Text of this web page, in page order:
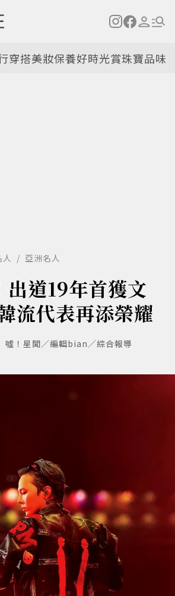
穿搭美妝保養好時光賞珠寶品味
人 亞洲名人
出道19年首獲文
流代表再添榮耀
噓！星聞／編輯bian／綜合報導